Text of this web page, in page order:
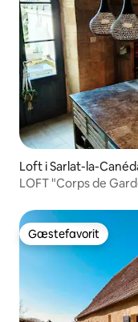
Loft i Sarlat-la-
LOFT "Corps de
Gæstefavorit
Gæstefavorit